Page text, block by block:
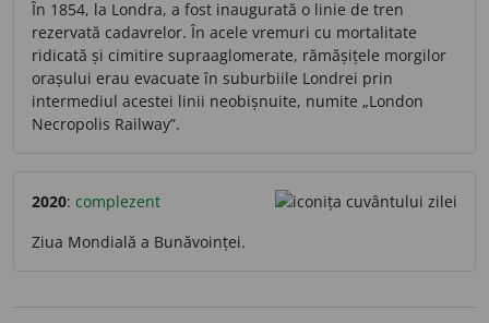
În 1854, la Londra, a fost inaugurată o linie de tren
rezervată cadavrelor. În acele vremuri cu mortalitate
ridicată și cimitire supraaglomerate, rămășițele morgilor
orașului erau evacuate în suburbiile Londrei prin
intermediul acestei linii neobișnuite, numite „London
Necropolis Railway”.
2020: complezent
Ziua Mondială a Bunăvoinței.